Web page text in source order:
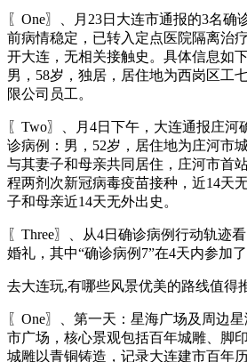
〖One〗、月23日大连市通报的3名确
前病情稳定，已转入定点医院隔离治
开大连，无相关接触史。具体信息如
男，58岁，独居，居住地为西岗区工
限公司员工。
〖Two〗、月4日下午，大连通报庄河
诊病例：男，52岁，居住地为庄河市
与其妻子和母亲共同居住，庄河市首
程两剂次新冠病毒疫苗接种，近14天
子和母亲近14天无外出史。
〖Three〗、从4日确诊病例行动轨迹
婚礼，其中“确诊病例7”在4天内参加了
去大连玩,有哪些风景优美的路线值得
〖One〗、第一天：星海广场及周边
市广场，核心景观包括百年城雕、脚
城雕以青铜铸造，记录大连建市百年